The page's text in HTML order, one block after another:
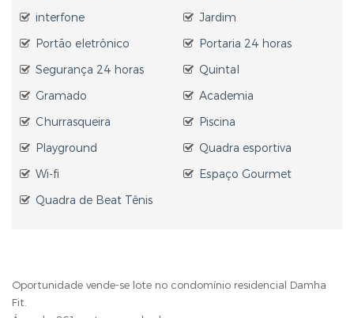
interfone
Jardim
Portão eletrônico
Portaria 24 horas
Segurança 24 horas
Quintal
Gramado
Academia
Churrasqueira
Piscina
Playground
Quadra esportiva
Wi-fi
Espaço Gourmet
Quadra de Beat Tênis
Oportunidade vende-se lote no condomínio residencial Damha
Fit.